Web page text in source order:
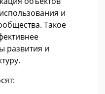
и
Такое
развития и